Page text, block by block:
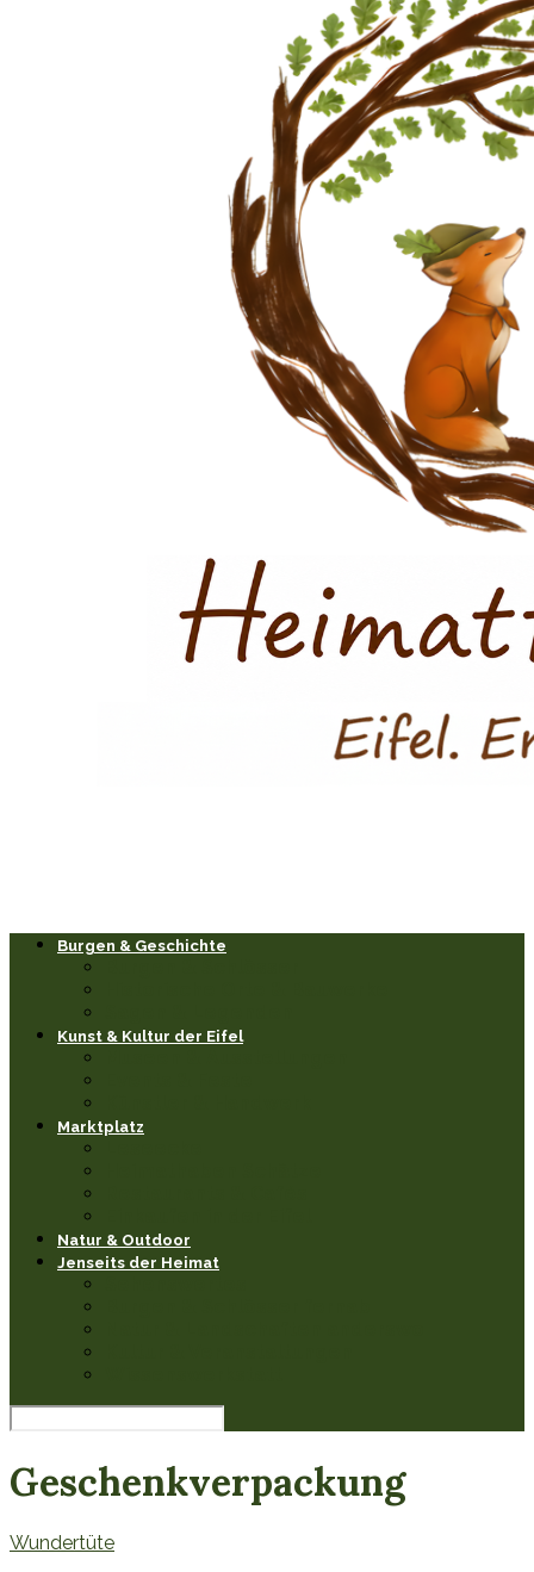
Burgen & Geschichte
Kunst & Kultur der Eifel
Marktplatz
Natur & Outdoor
Jenseits der Heimat
Geschenkverpackung
Wundertüte